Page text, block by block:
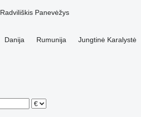
Radviliškis Panevėžys
Danija Rumunija Jungtinė Karalystė